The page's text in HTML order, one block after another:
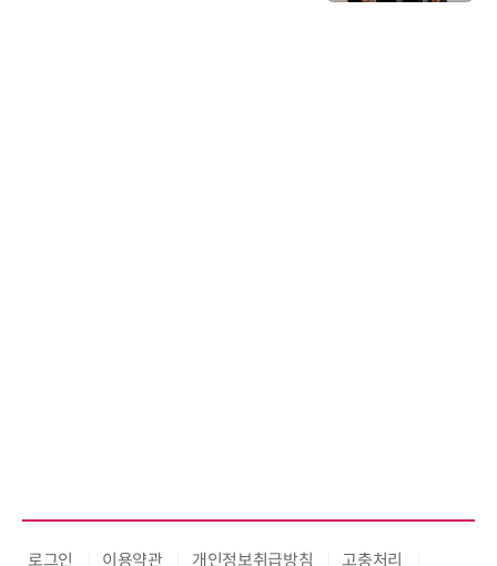
로그인 이용약관 개인정보취급방침 고충처리